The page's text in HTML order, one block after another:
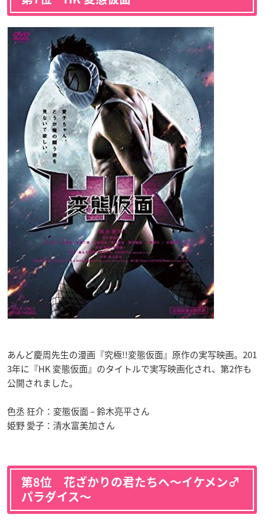
あんど慶周先生の漫画『究極!!変態仮面』原作の実写映画。201
3年に『HK 変態仮面』のタイトルで実写映画化され、 第2作も
公開されました。
色丞 狂介：変態仮面 – 鈴木亮平さん
姫野 愛子：清水富美加さん
第8位 花ざかりの君たちへ〜イケメン♂
パラダイス〜